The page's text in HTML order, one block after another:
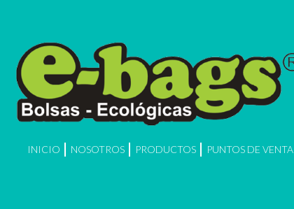
INICIO NOSOTROS PRODUCTOS PUNTOS DE VENTA